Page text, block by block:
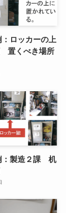
ロッカーの上
置くべき場所
：製造２課 机